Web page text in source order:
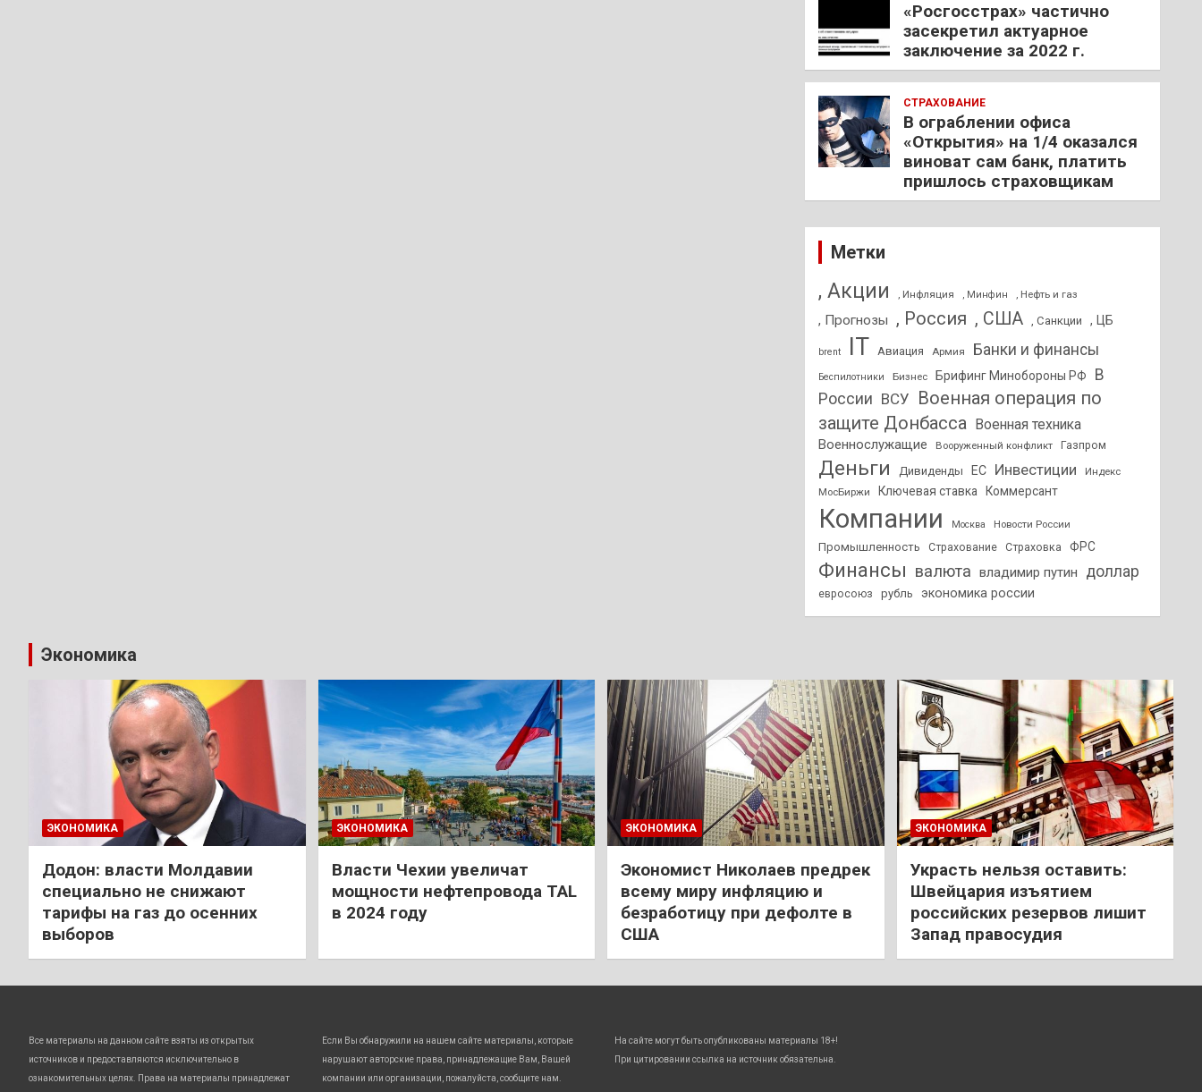
«Росгосстрах» частично
засекретил актуарное
заключение за 2022 г.
СТРАХОВАНИЕ
В ограблении офиса
«Открытия» на 1/4 оказался
виноват сам банк, платить
пришлось страховщикам
Метки
, Акции , Инфляция , Минфин , Нефть и газ
, Прогнозы , Россия , США , Санкции , ЦБ
brent IT Авиация Армия Банки и финансы
Беспилотники Бизнес Брифинг Минобороны РФ
В
России ВСУ Военная операция по
защите Донбасса Военная техника
Военнослужащие Вооруженный конфликт Газпром
Деньги Дивиденды ЕС Инвестиции
Индекс
МосБиржи
Ключевая ставка Коммерсант
Компании Москва Новости России
Промышленность Страхование Страховка ФРС
Финансы валюта владимир путин доллар
евросоюз рубль экономика россии
Экономика
ЭКОНОМИКА
Додон: власти Молдавии
специально не снижают
тарифы на газ до осенних
выборов
ЭКОНОМИКА
Власти Чехии увеличат
мощности нефтепровода TAL
в 2024 году
ЭКОНОМИКА
Экономист Николаев предрек
всему миру инфляцию и
безработицу при дефолте в
США
ЭКОНОМИКА
Украсть нельзя оставить:
Швейцария изъятием
российских резервов лишит
Запад правосудия
Все материалы на данном сайте взяты из открытых
источников и предоставляются исключительно в
ознакомительных целях. Права на материалы принадлежат
Если Вы обнаружили на нашем сайте материалы, которые
нарушают авторские права, принадлежащие Вам, Вашей
компании или организации, пожалуйста, сообщите нам.
На сайте могут быть опубликованы материалы 18+!
При цитировании ссылка на источник обязательна.